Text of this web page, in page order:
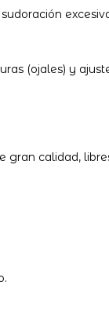
(ojales) y
calidad,